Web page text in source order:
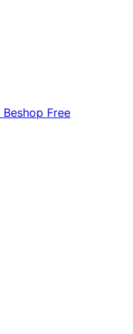
Beshop Free